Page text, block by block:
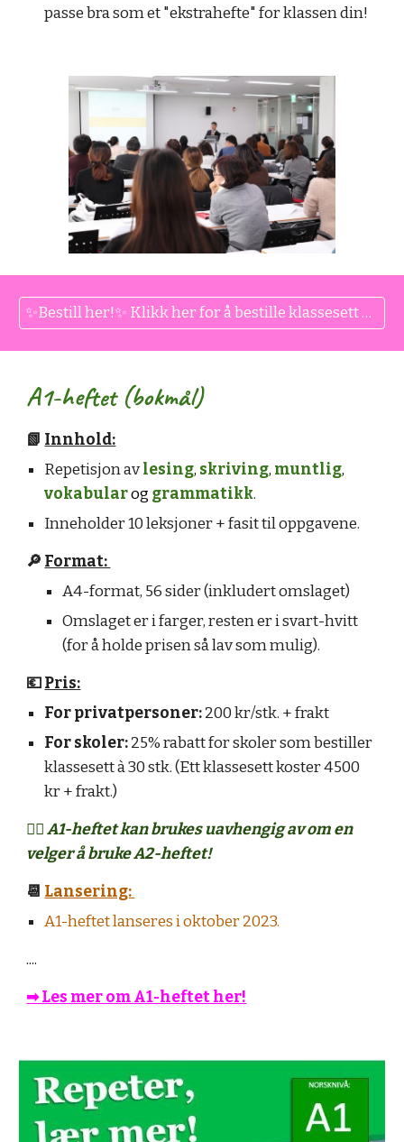
passe bra som et "ekstrahefte" for klassen din!
✨Bestill her!✨ Klikk her for å bestille klassesett på bokmål til din skole.
A1-heftet (bokmål)
📗 Innhold:
Repetisjon avlesing, skriving, muntlig,
vokabularog grammatikk.
Inneholder 10 leksjoner + fasit til oppgavene.
🔎 Format:
A4-format, 56 sider (inkludert omslaget)
Omslaget er i farger, resten er i svart-hvitt
(for å holde prisen så lav som mulig).
💶Pris:
For privatpersoner:200 kr/stk. + frakt
For skoler:25% rabatt for skoler som bestiller
klassesett à 30 stk. (Ett klassesett koster 4500
kr + frakt.)
👍🏻A1-heftet kan brukes uavhengig av om en
velger å bruke A2-heftet!
📆 Lansering:
A1-heftet lanseres i oktober 2023.
....
➡︎ Les mer om A1-heftet her!